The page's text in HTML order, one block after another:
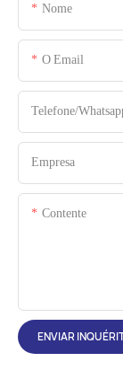
Nome
O Email
Telefone/
Empresa
Contente
ENVIAR